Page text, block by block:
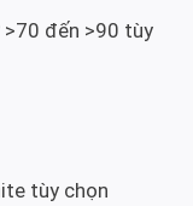
>70 đến >90 tùy
tùy chọn